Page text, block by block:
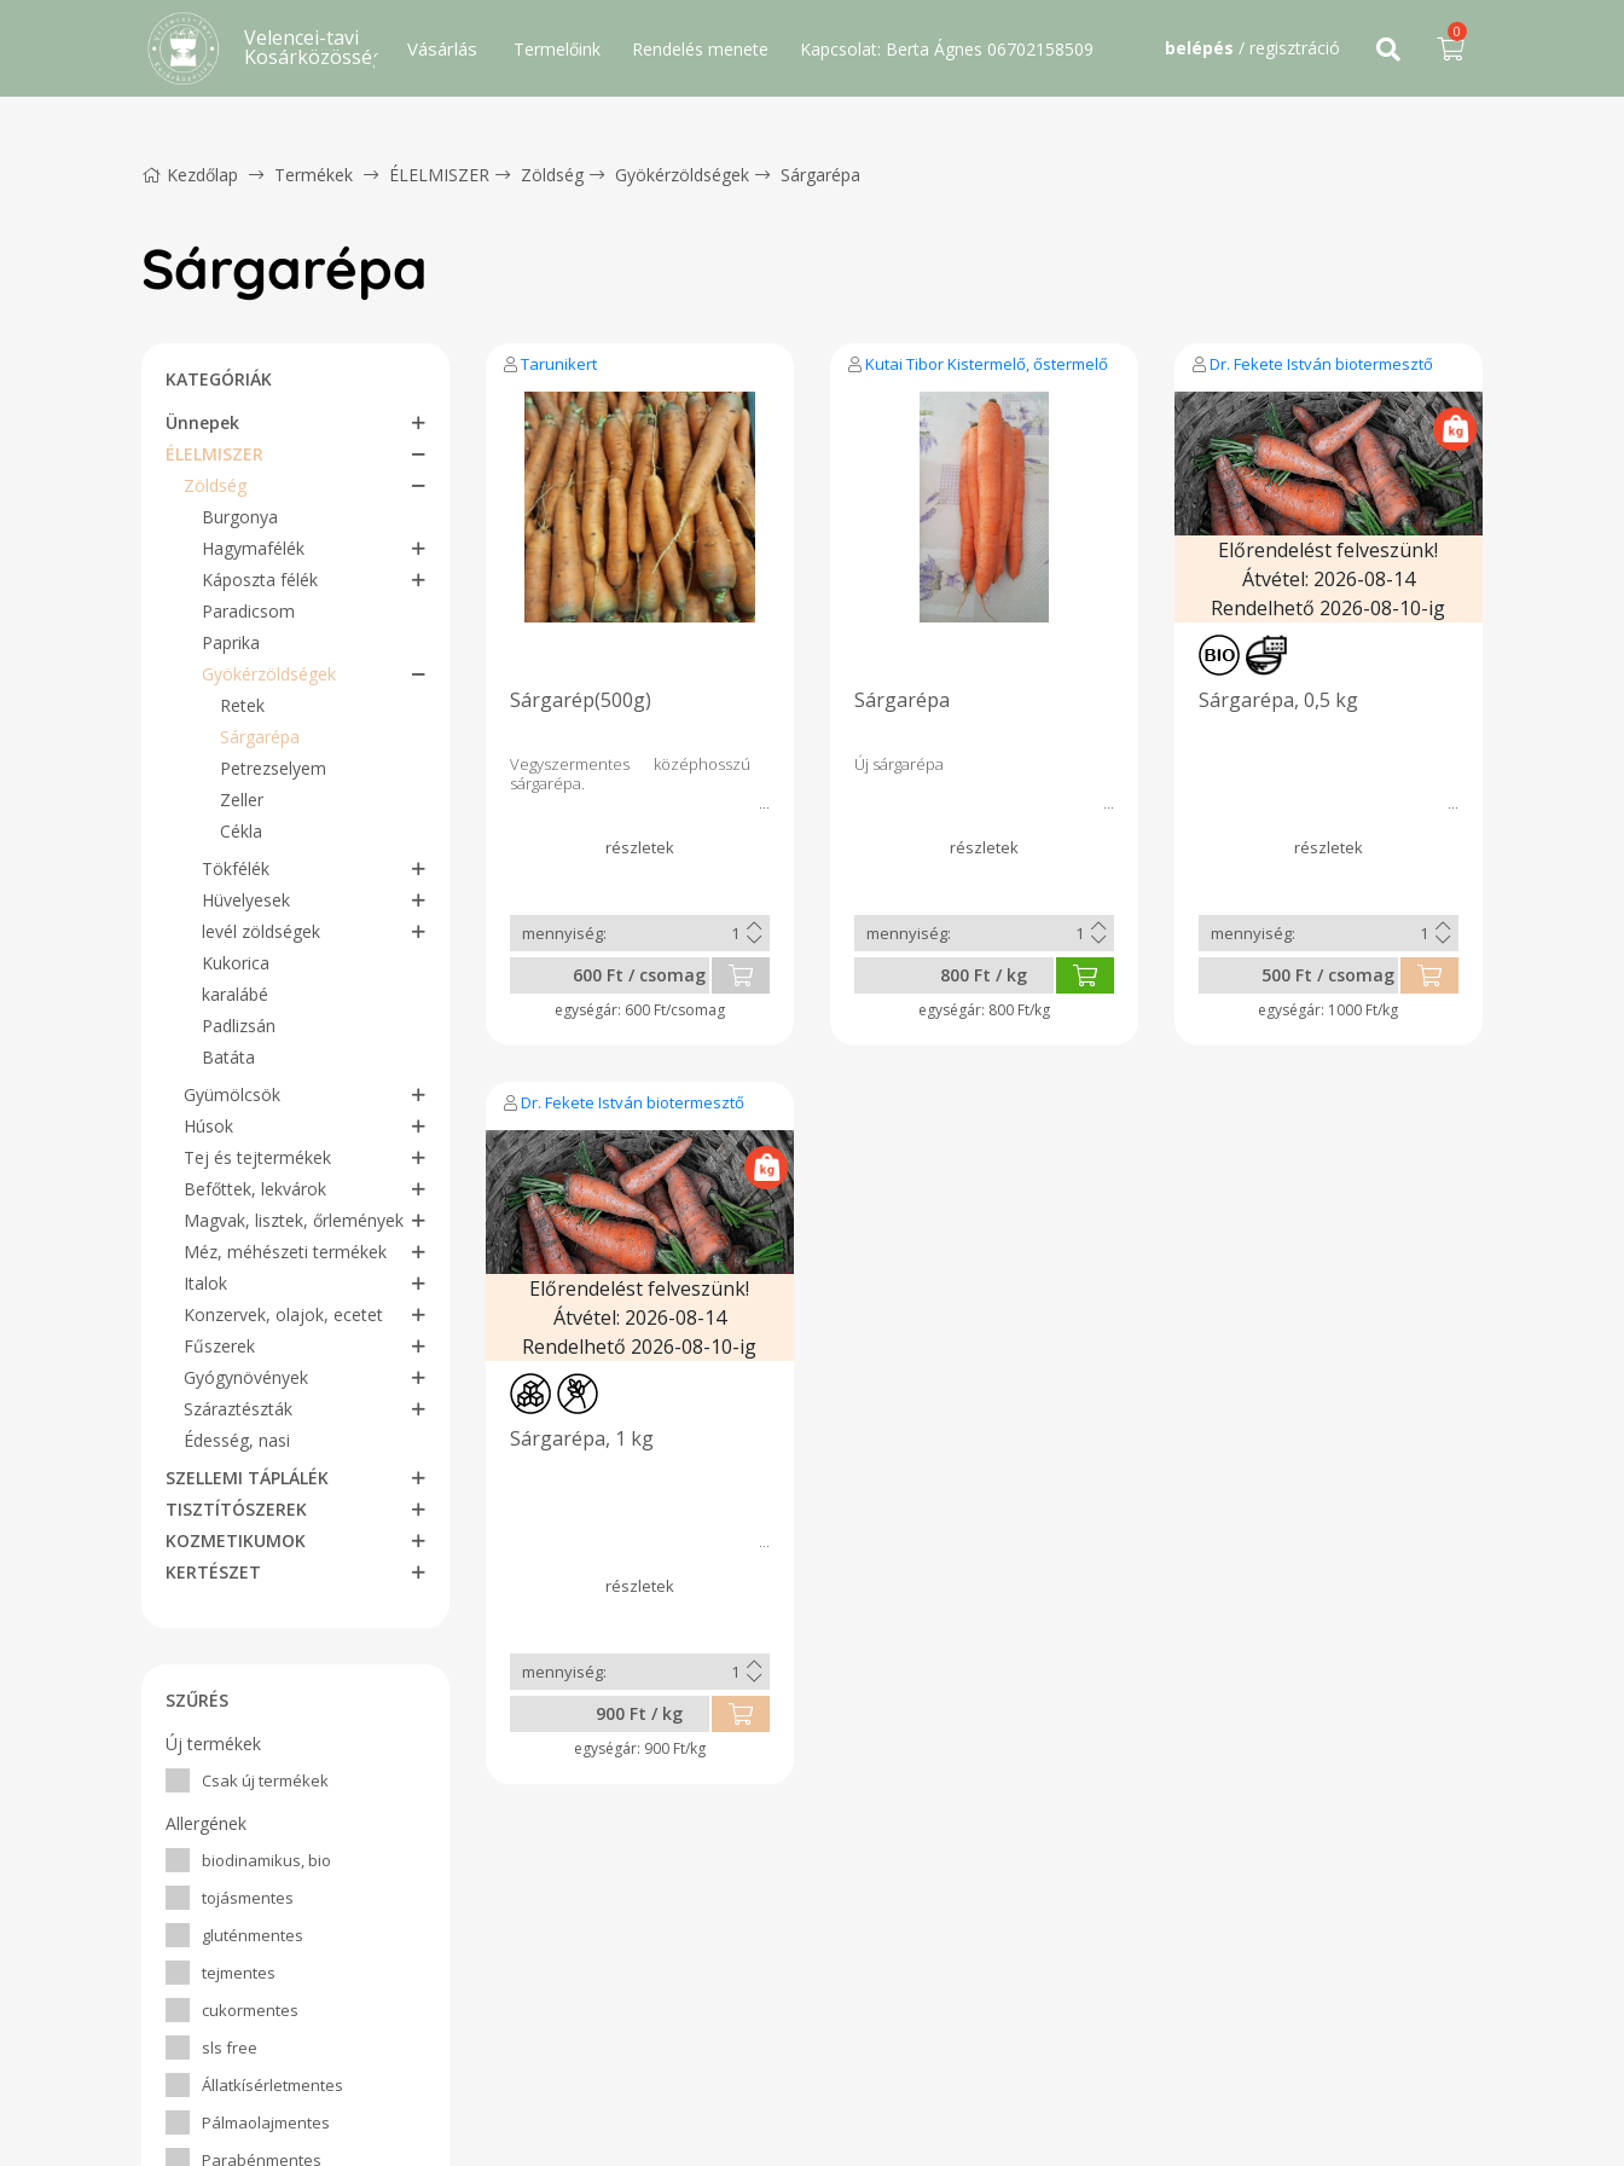
Velencei-tavi
Kosárközösség Vásárlás Termelőink Rendelés menete Kapcsolat: Berta Ágnes 06702158509 belépés / regisztráció
0
Kezdőlap Termékek ÉLELMISZER Zöldség Gyökérzöldségek Sárgarépa
Sárgarépa
KATEGÓRIÁK
Ünnepek
ÉLELMISZER
Zöldség
Burgonya
Hagymafélék
Káposzta félék
Paradicsom
Paprika
Gyökérzöldségek
Retek
Sárgarépa
Petrezselyem
Zeller
Cékla
Tökfélék
Hüvelyesek
levél zöldségek
Kukorica
karalábé
Padlizsán
Batáta
Gyümölcsök
Húsok
Tej és tejtermékek
Befőttek, lekvárok
Magvak, lisztek, őrlemények
Méz, méhészeti termékek
Italok
Konzervek, olajok, ecetet
Fűszerek
Gyógynövények
Száraztészták
Édesség, nasi
SZELLEMI TÁPLÁLÉK
TISZTÍTÓSZEREK
KOZMETIKUMOK
KERTÉSZET
SZŰRÉS
Új termékek
Csak új termékek
Allergének
biodinamikus, bio
tojásmentes
gluténmentes
tejmentes
cukormentes
sls free
Állatkísérletmentes
Pálmaolajmentes
Parabénmentes
Tarunikert
Sárgarép(500g)
Vegyszermentes középhosszú
sárgarépa.
600 Ft / csomag
600 Ft/csomag
Kutai Tibor Kistermelő, őstermelő
Sárgarépa
Új sárgarépa
800 Ft / kg
800 Ft/kg
Dr. Fekete István biotermesztő
Előrendelést felveszünk!
Átvétel: 2026-08-14
Rendelhető 2026-08-10-ig
Sárgarépa, 0,5 kg
500 Ft / csomag
1000 Ft/kg
Dr. Fekete István biotermesztő
Előrendelést felveszünk!
Átvétel: 2026-08-14
Rendelhető 2026-08-10-ig
Sárgarépa, 1 kg
900 Ft / kg
900 Ft/kg